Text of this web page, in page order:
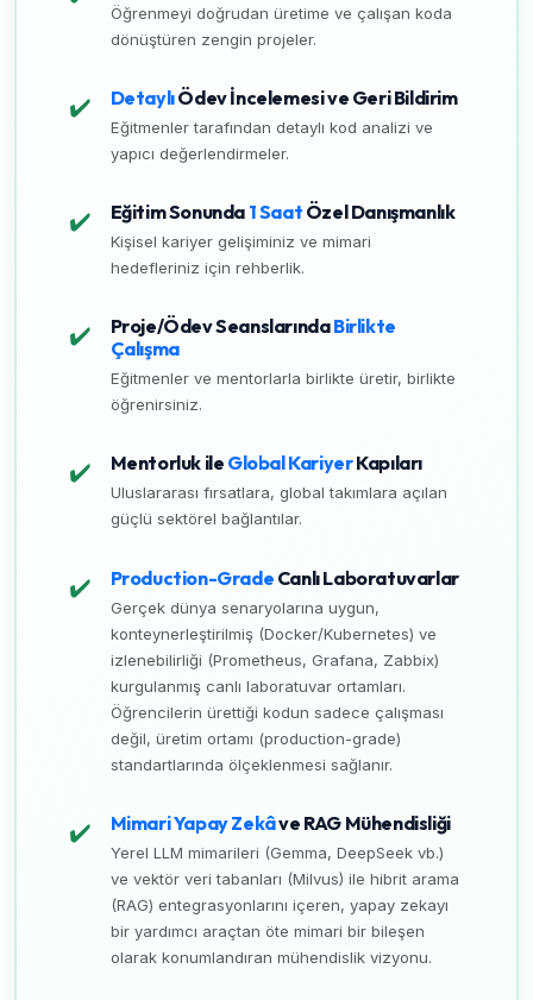
Öğrenmeyi doğrudan üretime ve çalışan koda
dönüştüren zengin projeler.
✔️ DetaylıÖdev İncelemesi ve Geri Bildirim
Eğitmenler tarafından detaylı kod analizi ve
yapıcı değerlendirmeler.
✔️ Eğitim Sonunda 1 Saat Özel Danışmanlık
Kişisel kariyer gelişiminiz ve mimari
hedefleriniz için rehberlik.
✔️ Proje/Ödev SeanslarındaBirlikte
Çalışma
Eğitmenler ve mentorlarla birlikte üretir, birlikte
öğrenirsiniz.
✔️ Mentorluk ile Global KariyerKapıları
Uluslararası fırsatlara, global takımlara açılan
güçlü sektörel bağlantılar.
✔️ Production-Grade Canlı Laboratuvarlar
Gerçek dünya senaryolarına uygun,
konteynerleştirilmiş (Docker/Kubernetes) ve
izlenebilirliği (Prometheus, Grafana, Zabbix)
kurgulanmış canlı laboratuvar ortamları.
Öğrencilerin ürettiği kodun sadece çalışması
değil, üretim ortamı (production-grade)
standartlarında ölçeklenmesi sağlanır.
✔️ Mimari Yapay Zekâve RAG Mühendisliği
Yerel LLM mimarileri (Gemma, DeepSeek vb.)
ve vektör veri tabanları (Milvus) ile hibrit arama
(RAG) entegrasyonlarını içeren, yapay zekayı
bir yardımcı araçtan öte mimari bir bileşen
olarak konumlandıran mühendislik vizyonu.